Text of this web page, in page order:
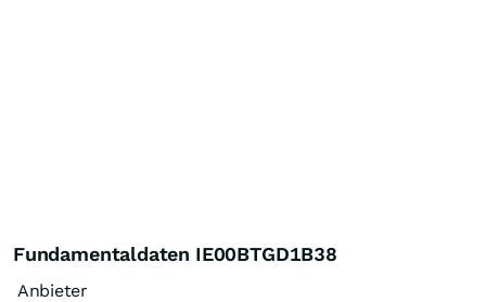
Fundamentaldaten IE00BTGD1B38
Anbieter